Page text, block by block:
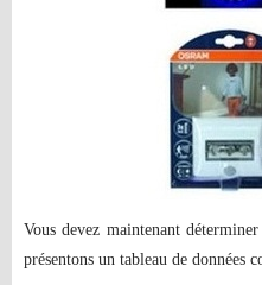
Vous devez maintenant
présentons un tableau de données